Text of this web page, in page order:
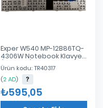
Exper W540 MP-12B86TQ-
4306W Notebook Klavye
(Siyah TR)
Ürün kodu: TR40317
(2 AD)
₺595,05